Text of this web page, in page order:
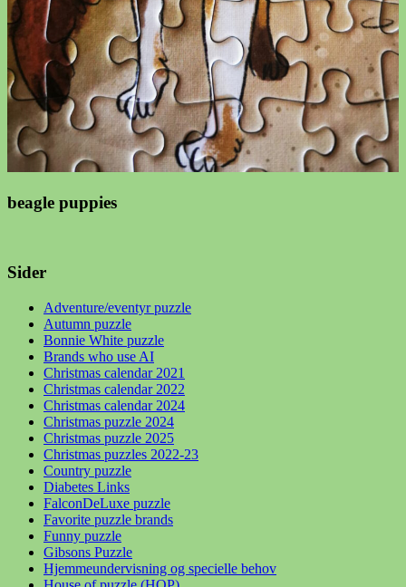
beagle puppies
Sider
Adventure/eventyr puzzle
Autumn puzzle
Bonnie White puzzle
Brands who use AI
Christmas calendar 2021
Christmas calendar 2022
Christmas calendar 2024
Christmas puzzle 2024
Christmas puzzle 2025
Christmas puzzles 2022-23
Country puzzle
Diabetes Links
FalconDeLuxe puzzle
Favorite puzzle brands
Funny puzzle
Gibsons Puzzle
Hjemmeundervisning og specielle behov